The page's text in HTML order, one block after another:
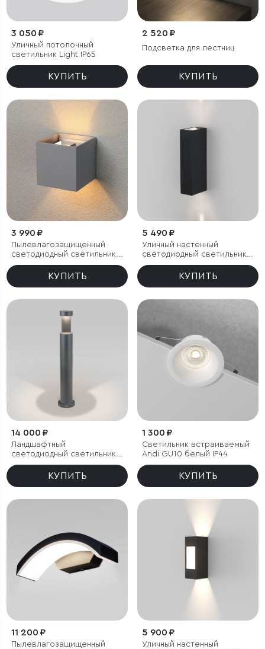
3 050 ₽
Уличный потолочный
светильник Light IP65
КУПИТЬ
2 520 ₽
Подсветка для лестниц
КУПИТЬ
3 990 ₽
Пылевлагозащищенный
светодиодный светильник с
регулируемым углом
рассеивания Winner серый
КУПИТЬ
5 490 ₽
Уличный настенный
светодиодный светильник
Blaze LED IP65
КУПИТЬ
14 000 ₽
Ландшафтный
светодиодный светильник
Nimbus IP54
КУПИТЬ
1 300 ₽
Светильник встраиваемый
Andi GU10 белый IP44
КУПИТЬ
11 200 ₽
Пылевлагозащищенный
5 900 ₽
Уличный настенный